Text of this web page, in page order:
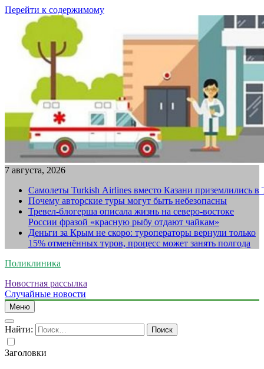
Перейти к содержимому
7 августа, 2026
Самолеты Turkish Airlines вместо Казани приземлились в
Почему авторские туры могут быть небезопасны
Тревел-блогерша описала жизнь на северо-востоке
России фразой «красную рыбу отдают чайкам»
Деньги за Крым не скоро: туроператоры вернули только
15% отменённых туров, процесс может занять полгода
Поликлиника
Новостная рассылка
Случайные новости
Меню
Найти:
Заголовки